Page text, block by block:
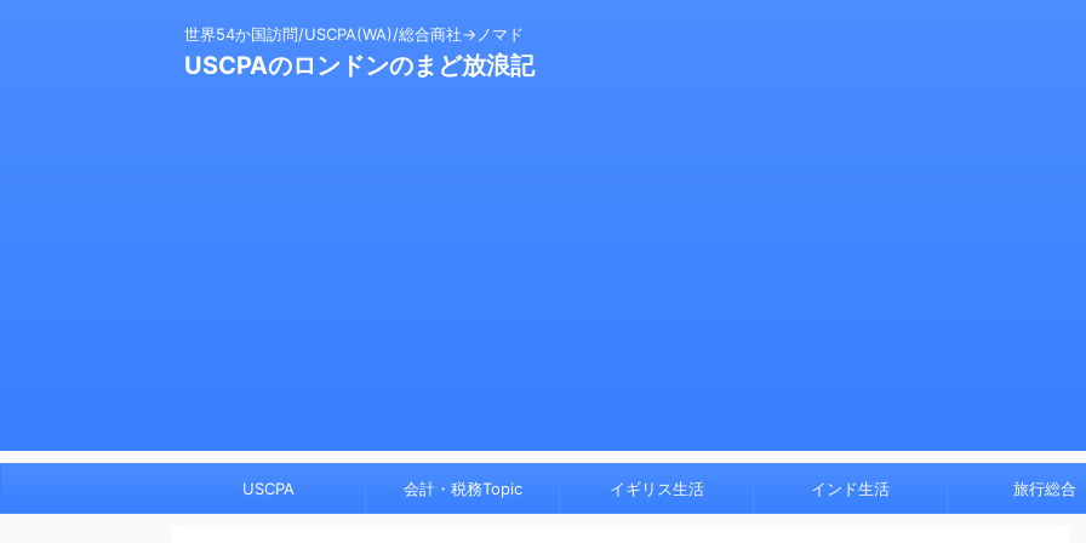
世界54か国訪問/USCPA(WA)/総合商社→ノマド
USCPAのロンドンのまど放浪記
USCPA 会計・税務Topic イギリス生活 インド生活 旅行総合